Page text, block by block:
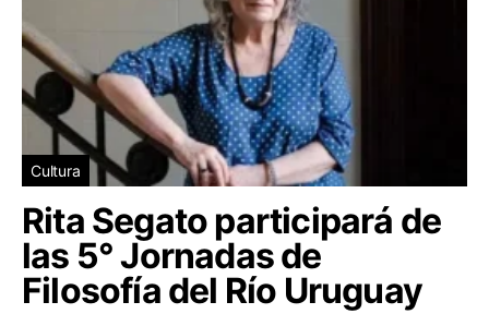
Cultura
Rita Segato participará de
las 5° Jornadas de
Filosofía del Río Uruguay